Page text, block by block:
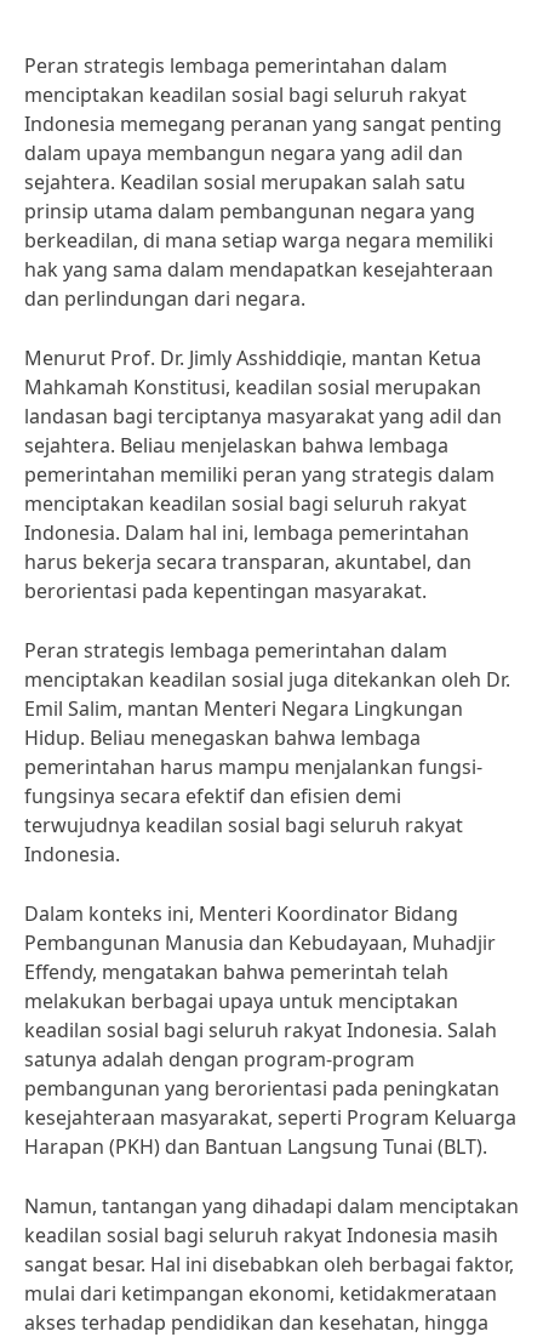
Peran strategis lembaga pemerintahan dalam
menciptakan keadilan sosial bagi seluruh rakyat
Indonesia memegang peranan yang sangat penting
dalam upaya membangun negara yang adil dan
sejahtera. Keadilan sosial merupakan salah satu
prinsip utama dalam pembangunan negara yang
berkeadilan, di mana setiap warga negara memiliki
hak yang sama dalam mendapatkan kesejahteraan
dan perlindungan dari negara.
Menurut Prof. Dr. Jimly Asshiddiqie, mantan Ketua
Mahkamah Konstitusi, keadilan sosial merupakan
landasan bagi terciptanya masyarakat yang adil dan
sejahtera. Beliau menjelaskan bahwa lembaga
pemerintahan memiliki peran yang strategis dalam
menciptakan keadilan sosial bagi seluruh rakyat
Indonesia. Dalam hal ini, lembaga pemerintahan
harus bekerja secara transparan, akuntabel, dan
berorientasi pada kepentingan masyarakat.
Peran strategis lembaga pemerintahan dalam
menciptakan keadilan sosial juga ditekankan oleh Dr.
Emil Salim, mantan Menteri Negara Lingkungan
Hidup. Beliau menegaskan bahwa lembaga
pemerintahan harus mampu menjalankan fungsi-
fungsinya secara efektif dan efisien demi
terwujudnya keadilan sosial bagi seluruh rakyat
Indonesia.
Dalam konteks ini, Menteri Koordinator Bidang
Pembangunan Manusia dan Kebudayaan, Muhadjir
Effendy, mengatakan bahwa pemerintah telah
melakukan berbagai upaya untuk menciptakan
keadilan sosial bagi seluruh rakyat Indonesia. Salah
satunya adalah dengan program-program
pembangunan yang berorientasi pada peningkatan
kesejahteraan masyarakat, seperti Program Keluarga
Harapan (PKH) dan Bantuan Langsung Tunai (BLT).
Namun, tantangan yang dihadapi dalam menciptakan
keadilan sosial bagi seluruh rakyat Indonesia masih
sangat besar. Hal ini disebabkan oleh berbagai faktor,
mulai dari ketimpangan ekonomi, ketidakmerataan
akses terhadap pendidikan dan kesehatan, hingga